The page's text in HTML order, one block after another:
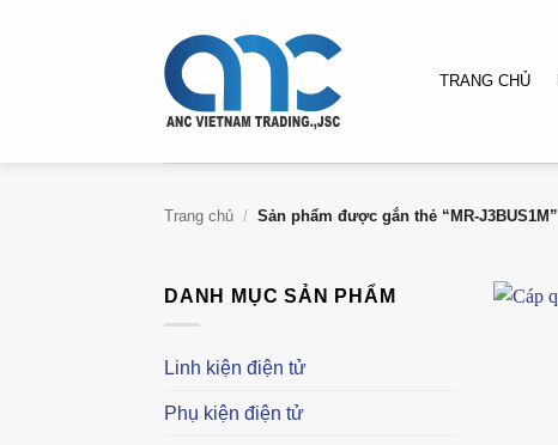
TRANG CHỦ
Trang chủ / Sản phẩm được gắn thẻ “MR-J3BUS1M”
DANH MỤC SẢN PHẨM
Linh kiện điện tử
Phụ kiện điện tử